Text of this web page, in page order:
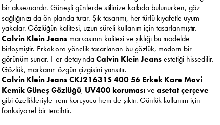
bir aksesuardır. Güneşli günlerde stilinize katkıda bulunurken, göz
sağlığınızı da ön planda tutar. Şık tasarımı, her türlü kıyafetle uyum
yakalar. Gözlüğün kalitesi, uzun süreli kullanım için tasarlanmıştır.
Calvin Klein Jeans markasının kalitesi ve şıklığı bu modelde
birleşmiştir. Erkeklere yönelik tasarlanan bu gözlük, modern bir
görünüm sunar. Her detayındaCalvin Klein Jeansestetiği hissedilir.
Gözlük, markanın özgün çizgisini yansıtır.
Calvin Klein Jeans CKJ21631S 400 56 Erkek Kare Mavi
Kemik Güneş Gözlüğü, UV400 korumasıveasetat çerçeve
gibi özellikleriyle hem koruyucu hem de şıktır. Günlük kullanım için
fonksiyonel bir tercihtir.